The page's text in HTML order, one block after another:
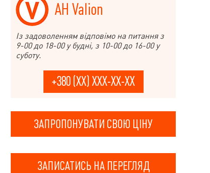
АН Valion
Із задоволенням відповімо на питання з
9-00 до 18-00 у будні, з 10-00 до 16-00 у
суботу.
+380 (XX) XXX-XX-XX
ЗАПРОПОНУВАТИ СВОЮ ЦІНУ
ЗАПИСАТИСЬ НА ПЕРЕГЛЯД